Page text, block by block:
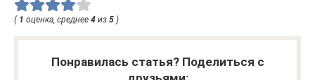
( 1 оценка, среднее 4 из 5 )
Понравилась статья? Поделиться с